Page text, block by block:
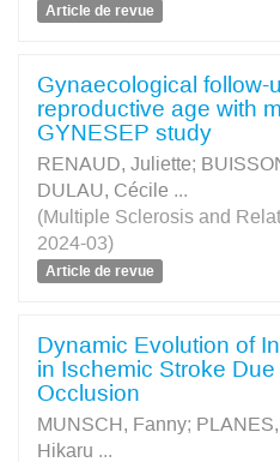
Article de revue
Gynaecological follow-
reproductive age with
GYNESEP study
RENAUD, Juliette;
DULAU, Cécile ...
(Multiple Sclerosis and
2024-03)
Article de revue
Dynamic Evolution of
in Ischemic Stroke Due
Occlusion
MUNSCH, Fanny;
Hikaru ...